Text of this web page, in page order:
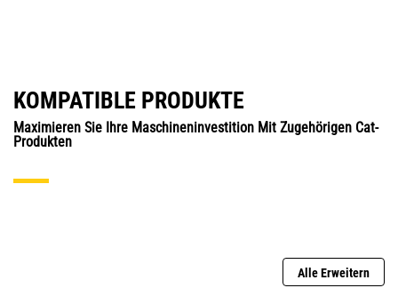
KOMPATIBLE PRODUKTE
Maximieren Sie Ihre Maschineninvestition Mit Zugehörigen Cat-
Produkten
Alle Erweitern